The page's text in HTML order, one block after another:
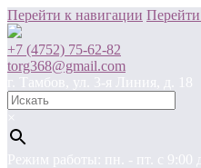
Перейти к навигации
+7 (4752) 75-62-82
torg368@gmail.com
г. Тамбов, ул. 3-я Линия, д. 18
×
Режим работы: пн. - пт. c 9:00